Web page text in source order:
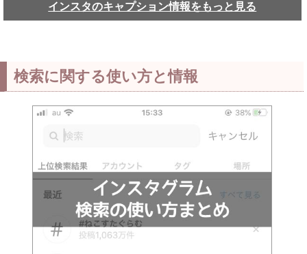
インスタのキャプション情報をもっと見る
検索に関する使い方と情報